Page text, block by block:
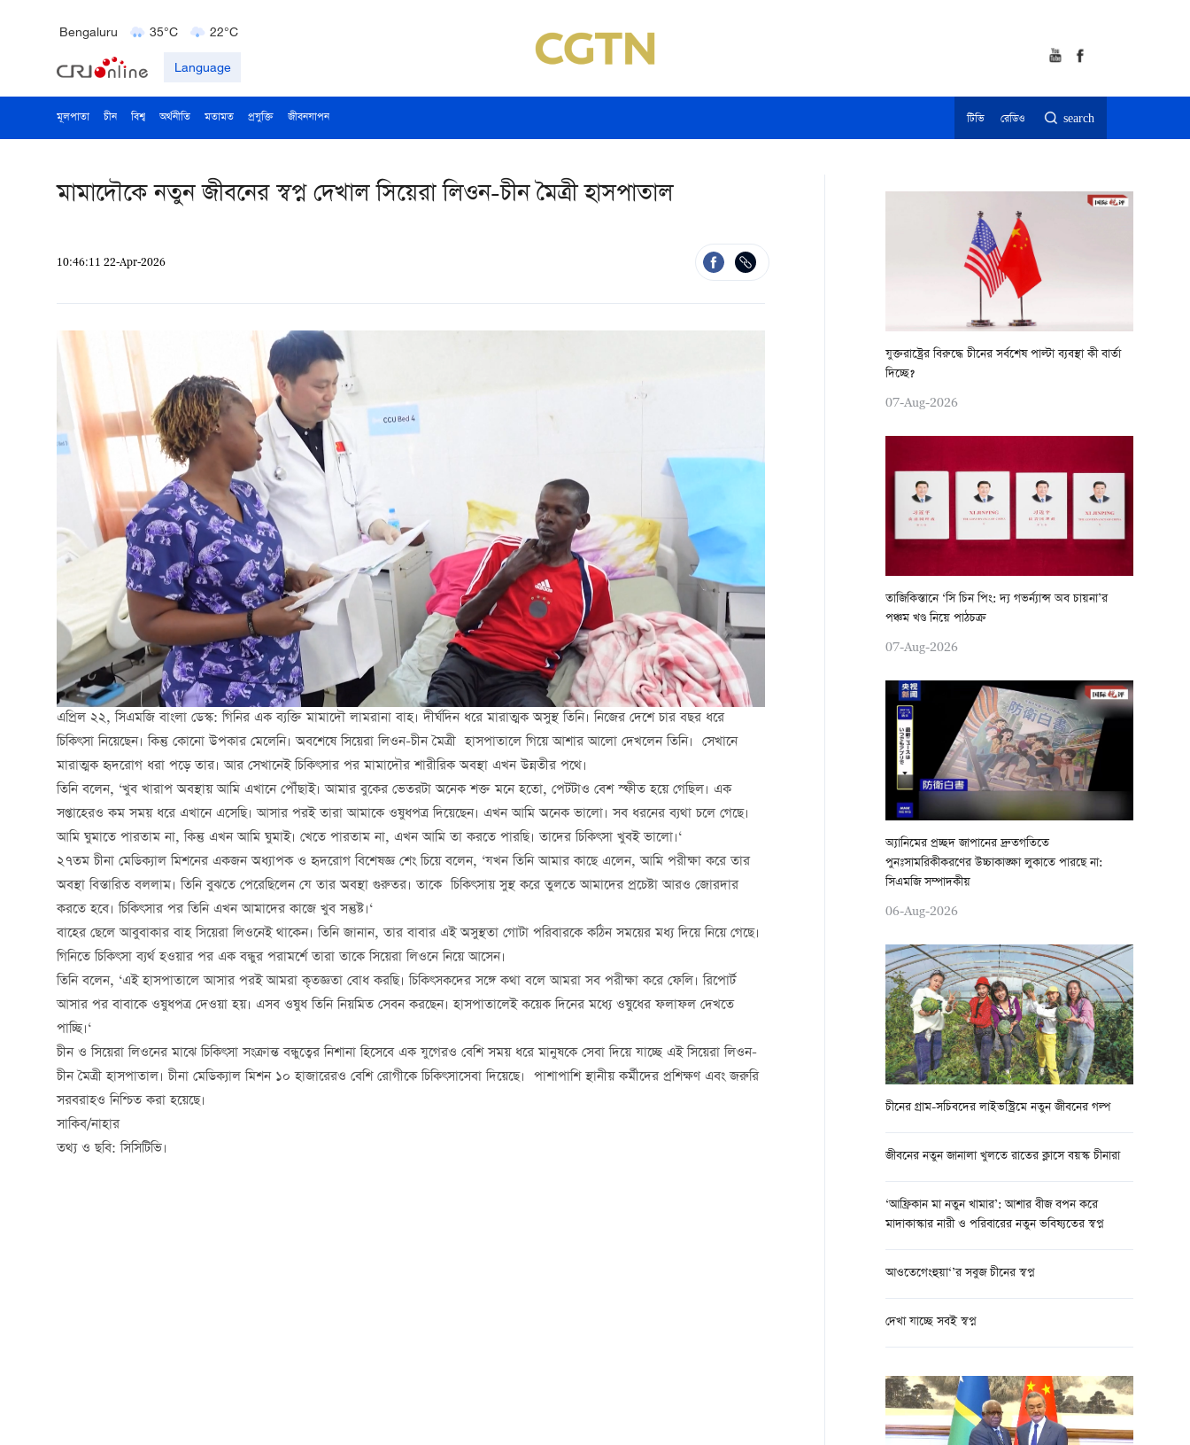
Bengaluru 35°C
22°C
Language
মূলপাতা চীন বিশ্ব অর্থনীতি মতামত প্রযুক্তি জীবনযাপন টিভি রেডিও search
মামাদৌকে নতুন জীবনের স্বপ্ন দেখাল সিয়েরা লিওন-চীন মৈত্রী হাসপাতাল
10:46:11 22-Apr-2026
এপ্রিল ২২, সিএমজি বাংলা ডেস্ক: গিনির এক ব্যক্তি মামাদৌ লামরানা বাহ। দীর্ঘদিন ধরে মারাত্মক অসুস্থ তিনি। নিজের দেশে চার বছর ধরে
চিকিৎসা নিয়েছেন। কিন্তু কোনো উপকার মেলেনি। অবশেষে সিয়েরা লিওন-চীন মৈত্রী হাসপাতালে গিয়ে আশার আলো দেখলেন তিনি। সেখানে
মারাত্মক হৃদরোগ ধরা পড়ে তার। আর সেখানেই চিকিৎসার পর মামাদৌর শারীরিক অবস্থা এখন উন্নতীর পথে।
তিনি বলেন, ‘খুব খারাপ অবস্থায় আমি এখানে পৌঁছাই। আমার বুকের ভেতরটা অনেক শক্ত মনে হতো, পেটটাও বেশ স্ফীত হয়ে গেছিল। এক
সপ্তাহেরও কম সময় ধরে এখানে এসেছি। আসার পরই তারা আমাকে ওষুধপত্র দিয়েছেন। এখন আমি অনেক ভালো। সব ধরনের ব্যথা চলে গেছে।
আমি ঘুমাতে পারতাম না, কিন্তু এখন আমি ঘুমাই। খেতে পারতাম না, এখন আমি তা করতে পারছি। তাদের চিকিৎসা খুবই ভালো।‘
২৭তম চীনা মেডিক্যাল মিশনের একজন অধ্যাপক ও হৃদরোগ বিশেষজ্ঞ শেং চিয়ে বলেন, ‘যখন তিনি আমার কাছে এলেন, আমি পরীক্ষা করে তার
অবস্থা বিস্তারিত বললাম। তিনি বুঝতে পেরেছিলেন যে তার অবস্থা গুরুতর। তাকে চিকিৎসায় সুস্থ করে তুলতে আমাদের প্রচেষ্টা আরও জোরদার
করতে হবে। চিকিৎসার পর তিনি এখন আমাদের কাজে খুব সন্তুষ্ট।‘
বাহের ছেলে আবুবাকার বাহ সিয়েরা লিওনেই থাকেন। তিনি জানান, তার বাবার এই অসুস্থতা গোটা পরিবারকে কঠিন সময়ের মধ্য দিয়ে নিয়ে গেছে।
গিনিতে চিকিৎসা ব্যর্থ হওয়ার পর এক বন্ধুর পরামর্শে তারা তাকে সিয়েরা লিওনে নিয়ে আসেন।
তিনি বলেন, ‘এই হাসপাতালে আসার পরই আমরা কৃতজ্ঞতা বোধ করছি। চিকিৎসকদের সঙ্গে কথা বলে আমরা সব পরীক্ষা করে ফেলি। রিপোর্ট
আসার পর বাবাকে ওষুধপত্র দেওয়া হয়। এসব ওষুধ তিনি নিয়মিত সেবন করছেন। হাসপাতালেই কয়েক দিনের মধ্যে ওষুধের ফলাফল দেখতে
পাচ্ছি।‘
চীন ও সিয়েরা লিওনের মাঝে চিকিৎসা সংক্রান্ত বন্ধুত্বের নিশানা হিসেবে এক যুগেরও বেশি সময় ধরে মানুষকে সেবা দিয়ে যাচ্ছে এই সিয়েরা লিওন-
চীন মৈত্রী হাসপাতাল। চীনা মেডিক্যাল মিশন ১০ হাজারেরও বেশি রোগীকে চিকিৎসাসেবা দিয়েছে। পাশাপাশি স্থানীয় কর্মীদের প্রশিক্ষণ এবং জরুরি
সরবরাহও নিশ্চিত করা হয়েছে।
সাকিব/নাহার
তথ্য ও ছবি: সিসিটিভি।
যুক্তরাষ্ট্রের বিরুদ্ধে চীনের সর্বশেষ পাল্টা ব্যবস্থা কী বার্তা
দিচ্ছে?
07-Aug-2026
তাজিকিস্তানে ‘সি চিন পিং: দ্য গভর্ন্যান্স অব চায়না’র
পঞ্চম খণ্ড নিয়ে পাঠচক্র
07-Aug-2026
অ্যানিমের প্রচ্ছদ জাপানের দ্রুতগতিতে
পুনঃসামরিকীকরণের উচ্চাকাঙ্ক্ষা লুকাতে পারছে না:
সিএমজি সম্পাদকীয়
06-Aug-2026
চীনের গ্রাম-সচিবদের লাইভস্ট্রিমে নতুন জীবনের গল্প
জীবনের নতুন জানালা খুলতে রাতের ক্লাসে বয়স্ক চীনারা
‘আফ্রিকান মা নতুন খামার’: আশার বীজ বপন করে
মাদাকাস্কার নারী ও পরিবারের নতুন ভবিষ্যতের স্বপ্ন
আওতেগেংহুয়া‘’র সবুজ চীনের স্বপ্ন
দেখা যাচ্ছে সবই স্বপ্ন